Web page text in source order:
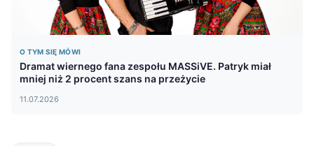
O TYM SIĘ MÓWI
Dramat wiernego fana zespołu MASSiVE. Patryk miał
mniej niż 2 procent szans na przeżycie
11.07.2026